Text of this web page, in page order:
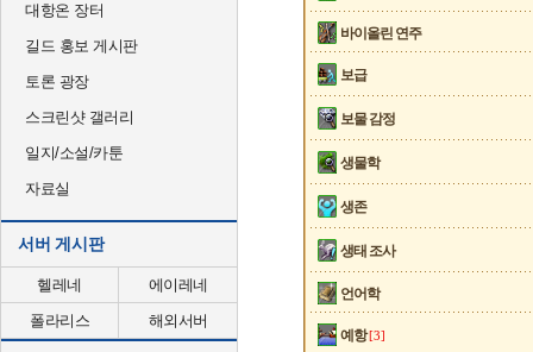
대항온 장터
길드 홍보 게시판
토론 광장
스크린샷 갤러리
일지/소설/카툰
자료실
서버 게시판
헬레네
에이레네
폴라리스
해외서버
바이올린 연주
보급
보물 감정
생물학
생존
생태 조사
언어학
예항 [3]